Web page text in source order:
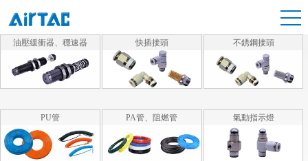
油壓緩衝器、穩速器 快插接頭 不銹鋼接頭
PU管 PA管、阻燃管 氣動指示燈